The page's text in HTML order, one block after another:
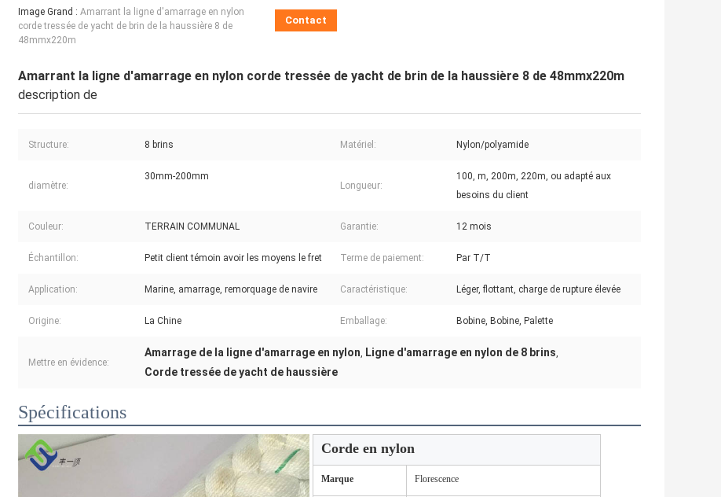
Image Grand : Amarrant la ligne d'amarrage en nylon
corde tressée de yacht de brin de la haussière 8 de
48mmx220m
Contact
Amarrant la ligne d'amarrage en nylon corde tressée de yacht de brin de la haussière 8 de 48mmx220m
description de
Structure: 8 brins Matériel: Nylon/polyamide
diamètre:
30mm-200mm
Longueur:
100, m, 200m, 220m, ou adapté aux
besoins du client
Couleur: TERRAIN COMMUNAL Garantie: 12 mois
Échantillon: Petit client témoin avoir les moyens le fret Terme de paiement: Par T/T
Application: Marine, amarrage, remorquage de navire Caractéristique: Léger, flottant, charge de rupture élevée
Origine: La Chine Emballage: Bobine, Bobine, Palette
Mettre en évidence:
Amarrage de la ligne d'amarrage en nylon, Ligne d'amarrage en nylon de 8 brins,
Corde tressée de yacht de haussière
Spécifications
Corde en nylon
Marque Florescence